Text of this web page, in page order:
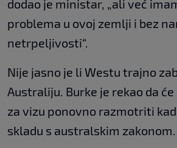
dodao je ministar, „ali već
problema u ovoj zemlji i bez
netrpeljivosti“.
Nije jasno je li Westu trajno
Australiju. Burke je rekao da
za vizu ponovno razmotriti
skladu s australskim zakonom.